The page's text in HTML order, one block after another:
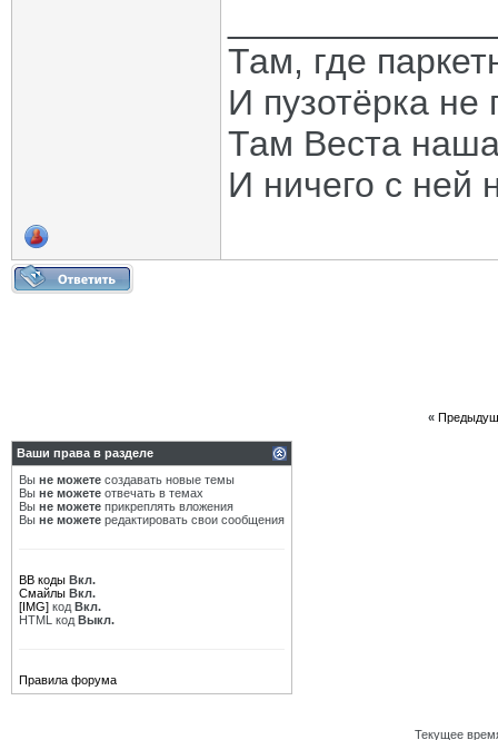
Там, где
И пузотёрка не
Там Веста
И ничего с ней
«
Ваши права в разделе
Вы не можете создавать новые темы
Вы не можете отвечать в темах
Вы не можете прикреплять вложения
Вы не можете редактировать свои сообщения
BB коды Вкл.
Смайлы Вкл.
[IMG] код Вкл.
HTML код Выкл.
Правила форума
Текущее